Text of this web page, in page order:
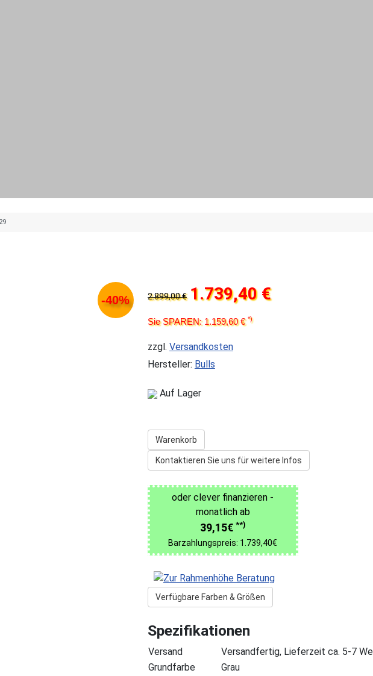
-40% 2.899,00 € 1.739,40 €
Sie SPAREN: 1.159,60 €*)
zzgl. Versandkosten
Hersteller: Bulls
Auf Lager
Warenkorb
Kontaktieren Sie uns für weitere Infos
oder clever finanzieren -
monatlich ab
39,15€ **)
Barzahlungspreis: 1.739,40€
Verfügbare Farben & Größen
Spezifikationen
Versand
Versandfertig, Lieferzeit ca. 5-7
Grundfarbe
Grau